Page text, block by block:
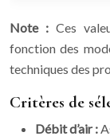
Note : Ces
fonction des
techniques des
Critères de
Débit d’air :